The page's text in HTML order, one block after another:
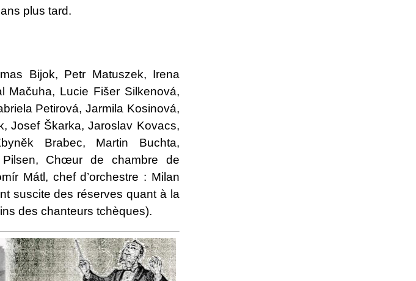
plus tard.
Bijok, Petr Matuszek, Irena
Mačuha, Lucie Fišer Silkenová,
Petirová, Jarmila Kosinová,
Josef Škarka, Jaroslav Kovacs,
Brabec, Martin Buchta,
Pilsen, Chœur de chambre de
Mátl, chef d’orchestre : Milan
suscite des réserves quant à la
des chanteurs tchèques).